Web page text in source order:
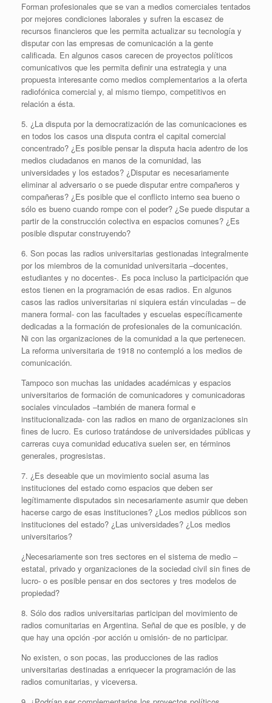
Forman profesionales que se van a medios comerciales tentados
por mejores condiciones laborales y sufren la escasez de
recursos financieros que les permita actualizar su tecnología y
disputar con las empresas de comunicación a la gente
calificada. En algunos casos carecen de proyectos políticos
comunicativos que les permita definir una estrategia y una
propuesta interesante como medios complementarios a la oferta
radiofónica comercial y, al mismo tiempo, competitivos en
relación a ésta.
5. ¿La disputa por la democratización de las comunicaciones es
en todos los casos una disputa contra el capital comercial
concentrado? ¿Es posible pensar la disputa hacia adentro de los
medios ciudadanos en manos de la comunidad, las
universidades y los estados? ¿Disputar es necesariamente
eliminar al adversario o se puede disputar entre compañeros y
compañeras? ¿Es posible que el conflicto interno sea bueno o
sólo es bueno cuando rompe con el poder? ¿Se puede disputar a
partir de la construcción colectiva en espacios comunes? ¿Es
posible disputar construyendo?
6. Son pocas las radios universitarias gestionadas integralmente
por los miembros de la comunidad universitaria –docentes,
estudiantes y no docentes-. Es poca incluso la participación que
estos tienen en la programación de esas radios. En algunos
casos las radios universitarias ni siquiera están vinculadas – de
manera formal- con las facultades y escuelas específicamente
dedicadas a la formación de profesionales de la comunicación.
Ni con las organizaciones de la comunidad a la que pertenecen.
La reforma universitaria de 1918 no contempló a los medios de
comunicación.
Tampoco son muchas las unidades académicas y espacios
universitarios de formación de comunicadores y comunicadoras
sociales vinculados –también de manera formal e
institucionalizada- con las radios en mano de organizaciones sin
fines de lucro. Es curioso tratándose de universidades públicas y
carreras cuya comunidad educativa suelen ser, en términos
generales, progresistas.
7. ¿Es deseable que un movimiento social asuma las
instituciones del estado como espacios que deben ser
legítimamente disputados sin necesariamente asumir que deben
hacerse cargo de esas instituciones? ¿Los medios públicos son
instituciones del estado? ¿Las universidades? ¿Los medios
universitarios?
¿Necesariamente son tres sectores en el sistema de medio –
estatal, privado y organizaciones de la sociedad civil sin fines de
lucro- o es posible pensar en dos sectores y tres modelos de
propiedad?
8. Sólo dos radios universitarias participan del movimiento de
radios comunitarias en Argentina. Señal de que es posible, y de
que hay una opción -por acción u omisión- de no participar.
No existen, o son pocas, las producciones de las radios
universitarias destinadas a enriquecer la programación de las
radios comunitarias, y viceversa.